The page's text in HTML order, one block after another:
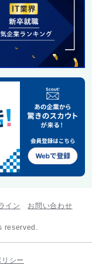
イン お問い合わせ
reserved.
シー